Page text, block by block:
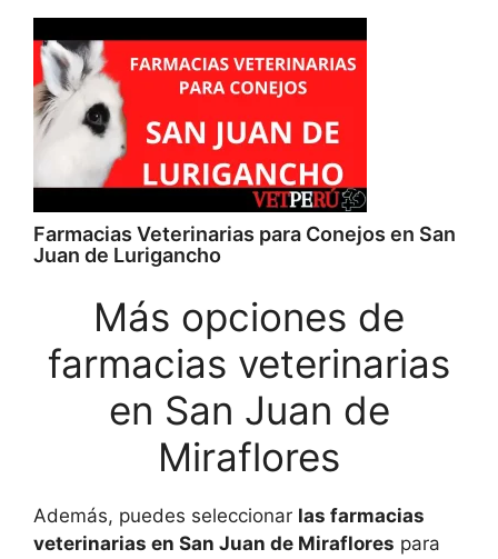
Farmacias Veterinarias para Conejos en San
Juan de Lurigancho
Más opciones de
farmacias veterinarias
en San Juan de
Miraflores
Además, puedes seleccionar las farmacias
veterinarias en San Juan de Miraflores para